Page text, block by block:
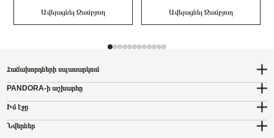
Ավելացնել Զամբյուղ Ավելացնել Զամբյուղ
Հաճախորդների սպասարկում
PANDORA-ի աշխարհը
Իմ էջը
Նվերներ